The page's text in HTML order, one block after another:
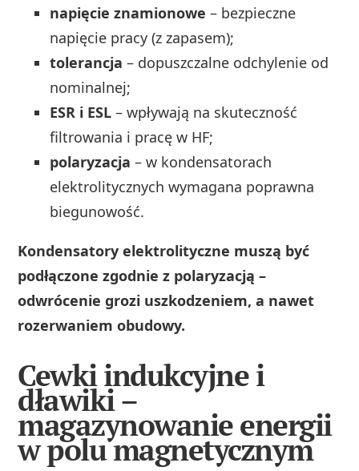
napięcie znamionowe – bezpieczne
napięcie pracy (z zapasem);
tolerancja – dopuszczalne odchylenie od
nominalnej;
ESR i ESL – wpływają na skuteczność
filtrowania i pracę w HF;
polaryzacja – w kondensatorach
elektrolitycznych wymagana poprawna
biegunowość.
Kondensatory elektrolityczne muszą być
podłączone zgodnie z polaryzacją –
odwrócenie grozi uszkodzeniem, a nawet
rozerwaniem obudowy.
Cewki indukcyjne i
dławiki –
magazynowanie energii
w polu magnetycznym